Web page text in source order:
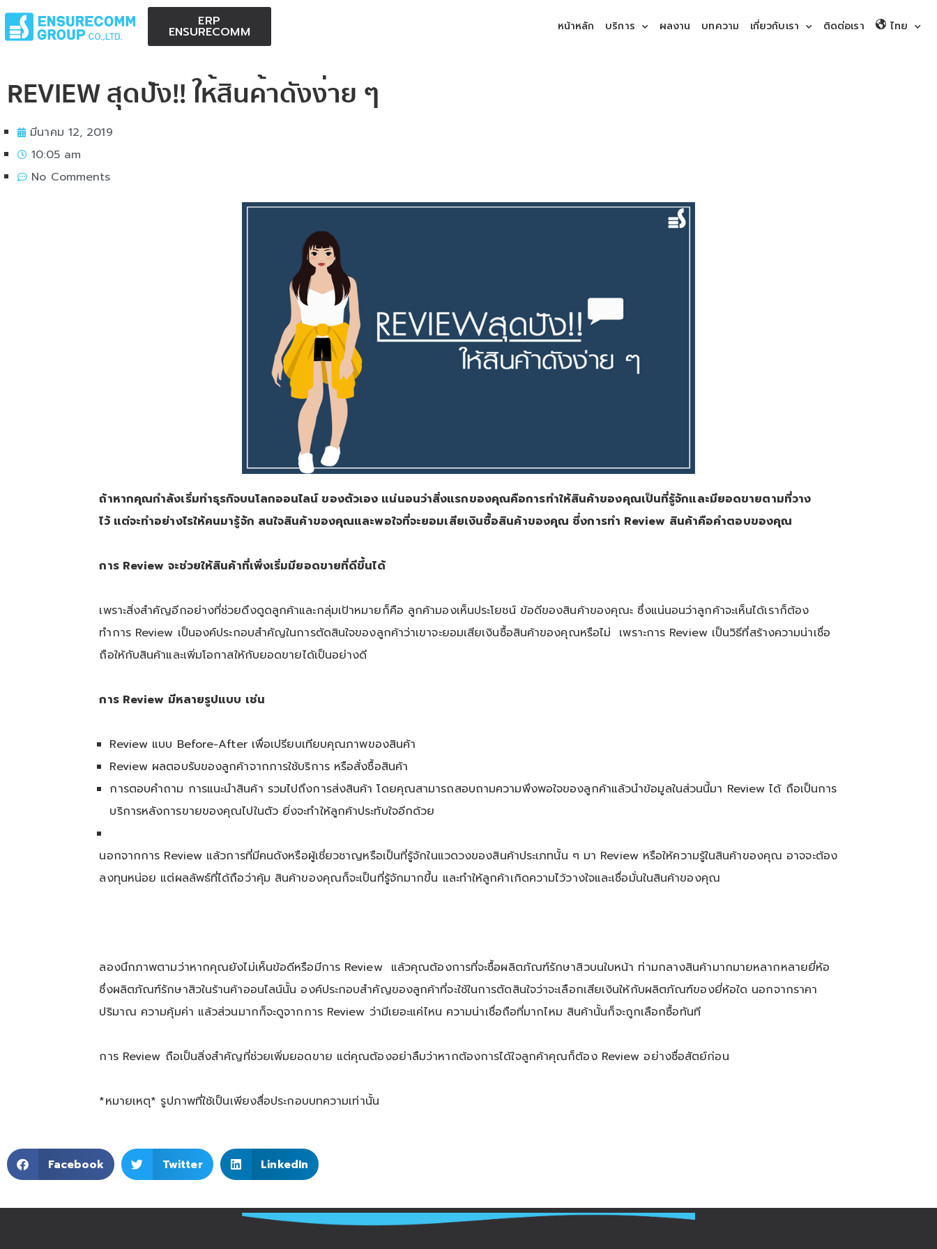
ERP
ENSURECOMM หน้าหลัก บริการ ผลงาน บทความ เกี่ยวกับเรา ติดต่อเรา ไทย
REVIEW สุดปัง!! ให้สินค้าดังง่าย ๆ
มีนาคม 12, 2019
10:05 am
No Comments
ถ้าหากคุณกำลังเริ่มทำธุรกิจบนโลกออนไลน์ ของตัวเอง แน่นอนว่าสิ่งแรกของคุณคือการทำให้สินค้าของคุณเป็นที่รู้จักและมียอดขายตามที่วาง
ไว้ แต่จะทำอย่างไรให้คนมารู้จัก สนใจสินค้าของคุณและพอใจที่จะยอมเสียเงินซื้อสินค้าของคุณ ซึ่งการทำ Review สินค้าคือคำตอบของคุณ
การReview จะช่วยให้สินค้าที่เพิ่งเริ่มมียอดขายที่ดีขึ้นได้
เพราะสิ่งสำคัญอีกอย่างที่ช่วยดึงดูดลูกค้าและกลุ่มเป้าหมายก็คือ ลูกค้ามองเห็นประโยชน์ ข้อดีของสินค้าของคุณะ ซึ่งแน่นอนว่าลูกค้าจะเห็นได้เราก็ต้อง
ทำการReview เป็นองค์ประกอบสำคัญในการตัดสินใจของลูกค้าว่าเขาจะยอมเสียเงินซื้อสินค้าของคุณหรือไม่ เพราะการ Review เป็นวิธีที่สร้างความน่าเชื่อ
ถือให้กับสินค้าและเพิ่มโอกาสให้กับยอดขายได้เป็นอย่างดี
การReview มีหลายรูปแบบ เช่น
Review แบบ Before-After เพื่อเปรียบเทียบคุณภาพของสินค้า
Review ผลตอบรับของลูกค้าจากการใช้บริการ หรือสั่งซื้อสินค้า
การตอบคำถาม การแนะนำสินค้า รวมไปถึงการส่งสินค้า โดยคุณสามารถสอบถามความพึงพอใจของลูกค้าแล้วนำข้อมูลในส่วนนี้มา Reviewได้ ถือเป็นการ
บริการหลังการขายของคุณไปในตัว ยิ่งจะทำให้ลูกค้าประทับใจอีกด้วย
นอกจากการ Review แล้วการที่มีคนดังหรือผู้เชี่ยวชาญหรือเป็นที่รู้จักในแวดวงของสินค้าประเภทนั้น ๆ มา Review หรือให้ความรู้ในสินค้าของคุณ อาจจะต้อง
ลงทุนหน่อย แต่ผลลัพธ์ที่ได้ถือว่าคุ้ม สินค้าของคุณก็จะเป็นที่รู้จักมากขึ้น และทำให้ลูกค้าเกิดความไว้วางใจและเชื่อมั่นในสินค้าของคุณ
ลองนึกภาพตามว่าหากคุณยังไม่เห็นข้อดีหรือมีการReview แล้วคุณต้องการที่จะซื้อผลิตภัณฑ์รักษาสิวบนใบหน้า ท่ามกลางสินค้ามากมายหลากหลายยี่ห้อ
ซึ่งผลิตภัณฑ์รักษาสิวในร้านค้าออนไลน์นั้น องค์ประกอบสำคัญของลูกค้าที่จะใช้ในการตัดสินใจว่าจะเลือกเสียเงินให้กับผลิตภัณฑ์ของยี่ห้อใด นอกจากราคา
ปริมาณ ความคุ้มค่า แล้วส่วนมากก็จะดูจากการReview ว่ามีเยอะแค่ไหน ความน่าเชื่อถือที่มากไหม สินค้านั้นก็จะถูกเลือกซื้อทันที
การReview ถือเป็นสิ่งสำคัญที่ช่วยเพิ่มยอดขาย แต่คุณต้องอย่าลืมว่าหากต้องการได้ใจลูกค้าคุณก็ต้องReview อย่างซื่อสัตย์ก่อน
*หมายเหตุ* รูปภาพที่ใช้เป็นเพียงสื่อประกอบบทความเท่านั้น
Facebook Twitter LinkedIn